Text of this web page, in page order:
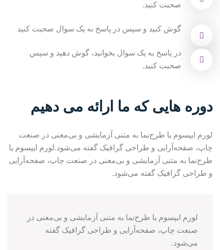
صحبت کنید.
گوش کنید و سپس در پاسخ به یک سوال صحبت کنید
در پاسخ به یک سوال بخوانید، گوش دهید و سپس
صحبت کنید.
دوره هایی که ما ارائه می دهیم
لورم ایپسوم یا طرح‌نما به متنی آزمایشی و بی‌معنی در صنعت
چاپ، صفحه‌آرایی و طراحی گرافیک گفته می‌شود.لورم ایپسوم یا
طرح‌نما به متنی آزمایشی و بی‌معنی در صنعت چاپ، صفحه‌آرایی
و طراحی گرافیک گفته می‌شود.
لورم ایپسوم یا طرح‌نما به متنی آزمایشی و بی‌معنی در
صنعت چاپ، صفحه‌آرایی و طراحی گرافیک گفته
می‌شود.